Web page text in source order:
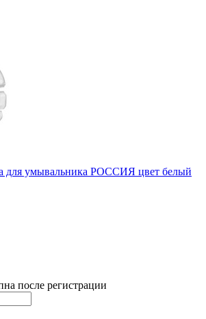
для умывальника РОССИЯ цвет белый
после регистрации